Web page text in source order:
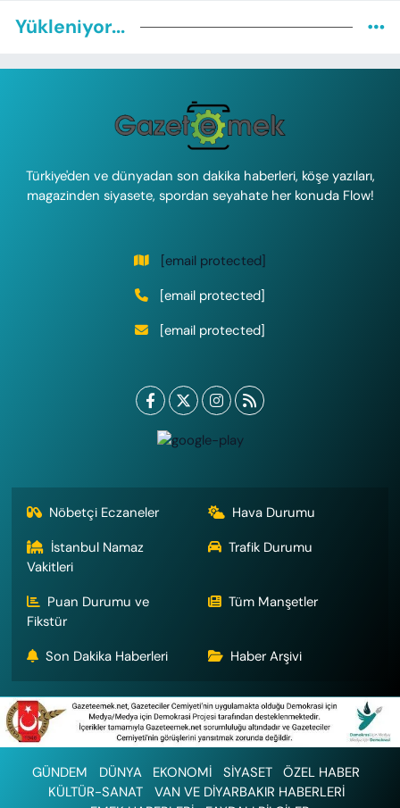
Yükleniyor...
Türkiye'den ve dünyadan son dakika haberleri, köşe yazıları,
magazinden siyasete, spordan seyahate her konuda Flow!
[email protected]
[email protected]
[email protected]
Nöbetçi Eczaneler
Hava Durumu
İstanbul Namaz
Vakitleri
Trafik Durumu
Puan Durumu ve
Fikstür
Tüm Manşetler
Son Dakika Haberleri Haber Arşivi
GÜNDEM DÜNYA EKONOMİ SİYASET
ÖZEL HABER
KÜLTÜR-SANAT
VAN VE DİYARBAKIR HABERLERİ